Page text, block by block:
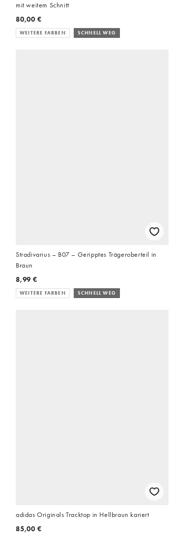
mit weitem Schnitt
80,00 €
WEITERE FARBEN SCHNELL WEG
Stradivarius – B07 – Geripptes Trägeroberteil in
Braun
8,99 €
WEITERE FARBEN SCHNELL WEG
adidas Originals Tracktop in Hellbraun kariert
85,00 €